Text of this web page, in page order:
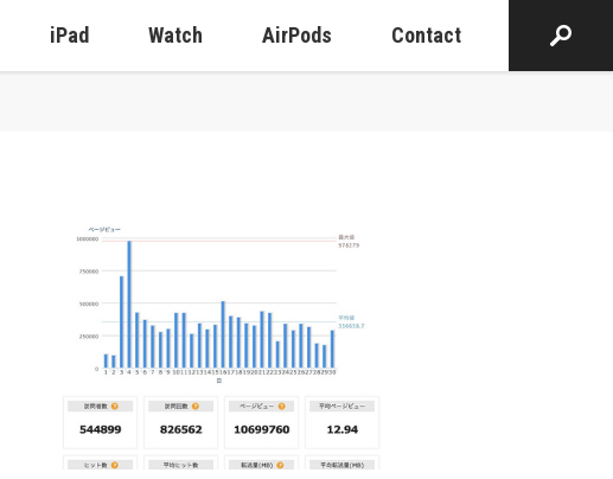
iPad Watch AirPods Contact